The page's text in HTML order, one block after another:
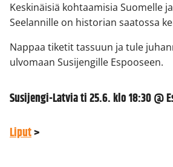
Keskinäisiä kohtaamisia Suomelle
Seelannille on historian saatossa
Nappaa tiketit tassuun ja tule
ulvomaan Susijengille Espooseen.
Susijengi-Latvia ti 25.6. klo 18:30 @
Liput>